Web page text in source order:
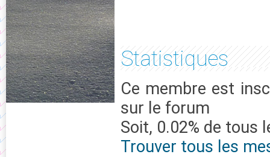
Statistiques
Ce membre est
sur le forum
Soit, 0.02% de tous
Trouver tous les